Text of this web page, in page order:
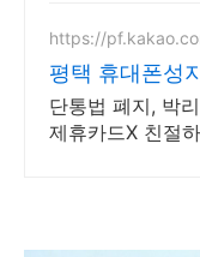
https://
평택 휴대폰성
가격비교 꼭 해
단통법 폐지, 박
제휴카드X 친절